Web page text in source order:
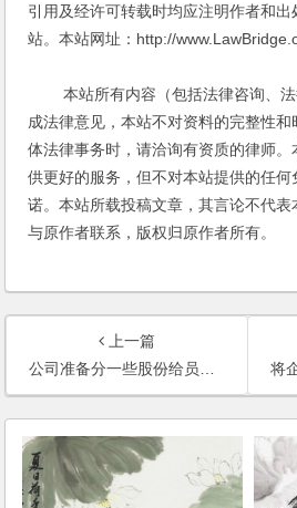
引用及经许可转载时均应注明作者和
站。本站网址：http://
本站所有内容（包括法律咨询、法
成法律意见，本站不对资料的完整性
体法律事务时，请洽询有资质的律师
供更好的服务，但不对本站提供的任
诺。本站所载投稿文章，其言论不代
与原作者联系，版权归原作者所有。
上一篇
公司准备分一些股份给员工，以什么形式最好呢？
将企业的股